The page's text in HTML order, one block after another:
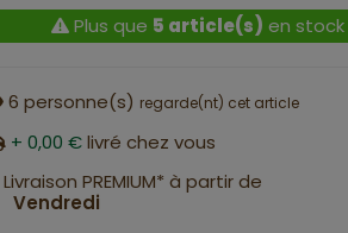
Plus que 5 article(s) en stock
6 personne(s) regarde(nt) cet article
+ 0,00 €livré chez vous
Livraison PREMIUM* à partir de
Vendredi